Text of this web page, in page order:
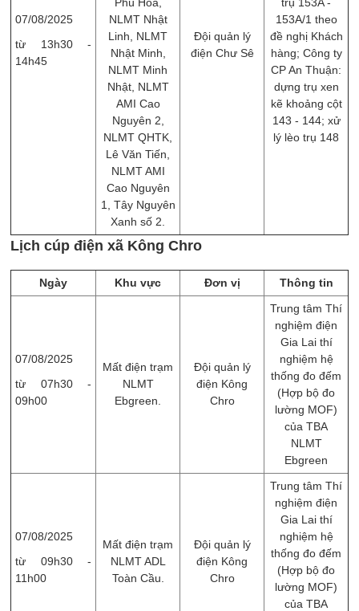
07/08/2025
từ 13h30 -
14h45
NLMT Nhật
Linh, NLMT
Nhật Minh,
NLMT Minh
Nhật, NLMT
AMI Cao
Nguyên 2,
NLMT QHTK,
Lê Văn Tiến,
NLMT AMI
Cao Nguyên
1, Tây Nguyên
Xanh số 2.
Đội quản lý
điện Chư Sê
153A/1 theo
đề nghị Khách
hàng; Công ty
CP An Thuận:
dựng trụ xen
kẽ khoảng cột
143 - 144; xử
lý lèo trụ 148
Lịch cúp điện xã Kông Chro
Ngày Khu vực Đơn vị Thông tin
07/08/2025
từ 07h30 -
09h00
Mất điện trạm
NLMT
Ebgreen.
Đội quản lý
điện Kông
Chro
Trung tâm Thí
nghiệm điện
Gia Lai thí
nghiệm hệ
thống đo đếm
(Hợp bộ đo
lường MOF)
của TBA
NLMT
Ebgreen
07/08/2025
từ 09h30 -
11h00
Mất điện trạm
NLMT ADL
Toàn Cầu.
Đội quản lý
điện Kông
Chro
Trung tâm Thí
nghiệm điện
Gia Lai thí
nghiệm hệ
thống đo đếm
(Hợp bộ đo
lường MOF)
của TBA